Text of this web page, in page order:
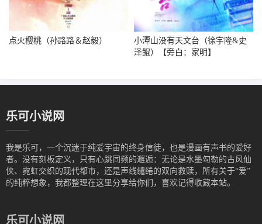
点火樱桃（孙路路＆赵毅）
小潭山没有天文台（徐宇隆&史
泽鲲）【旁白：家明】
乐可小说网
我是‌乐可，一个沉迷于纯爱宇宙的终身信徒，也是漫画有声书的爱好
者。没有刻板定义，只有心跳同频的邂逅：无论是水墨勾勒的古风仙
侠、霓虹交织的现代都市，还是声线缱绻的双向救赎，所有关于“爱”
的纯粹想象，我都整理在这里分享给你们，喜欢记得收藏本站。
乐可小说网